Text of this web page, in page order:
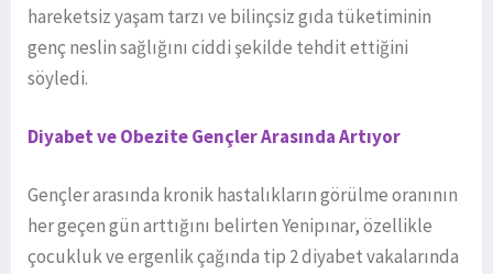
hareketsiz yaşam tarzı ve bilinçsiz gıda tüketiminin
genç neslin sağlığını ciddi şekilde tehdit ettiğini
söyledi.
Diyabet ve Obezite Gençler Arasında Artıyor
Gençler arasında kronik hastalıkların görülme oranının
her geçen gün arttığını belirten Yenipınar, özellikle
çocukluk ve ergenlik çağında tip 2 diyabet vakalarında